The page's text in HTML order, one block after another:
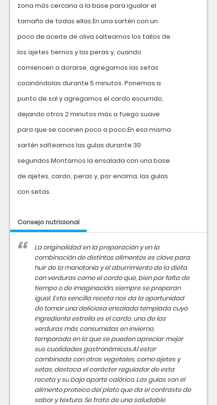
zona más cercana a la base para igualar el
tamaño de todas ellas.En una sartén con un
poco de aceite de oliva salteamos los tallos de
los ajetes tiernos y las peras y, cuando
comiencen a dorarse, agregamos las setas
cocinándolas durante 5 minutos. Ponemos a
punto de sal y agregamos el cardo escurrido,
dejando otros 2 minutos más a fuego suave
para que se cocinen poco a poco.En esa misma
sartén salteamos las gulas durante 30
segundos.Montamos la ensalada con una base
de ajetes, cardo, peras y, por encima, las gulas
con setas.
Consejo nutricional
La originalidad en la preparación y en la
combinación de distintos alimentos es clave para
huir de la monotonía y el aburrimiento de la dieta
con verduras como el cardo que, bien por falta de
tiempo o de imaginación, siempre se preparan
igual. Esta sencilla receta nos da la oportunidad
de tomar una deliciosa ensalada templada cuyo
ingrediente estrella es el cardo, una de las
verduras más consumidas en invierno,
temporada en la que se pueden apreciar mejor
sus cualidades gastronómicas.Al estar
combinada con otros vegetales, como ajetes y
setas, destaca el carácter regulador de esta
receta y su bajo aporte calórico. Las gulas son el
alimento proteico del plato que da el contraste de
sabor y textura. Se trata de una saludable